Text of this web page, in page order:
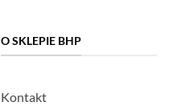
O SKLEPIE BHP
Kontakt